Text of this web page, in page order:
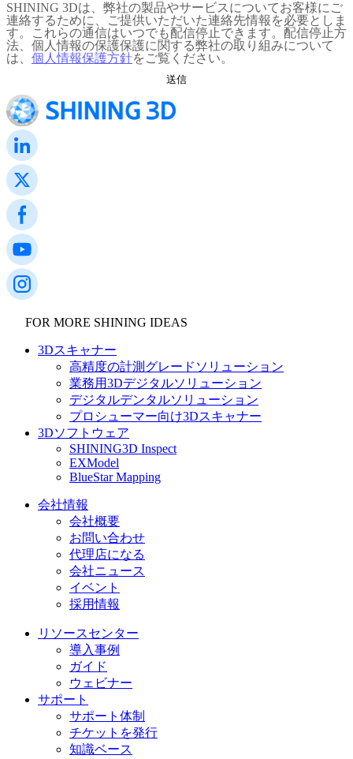
SHINING 3Dは、弊社の製品やサービスについてお客様にご
連絡するために、ご提供いただいた連絡先情報を必要としま
す。これらの通信はいつでも配信停止できます。配信停止方
法、個人情報の保護保護に関する弊社の取り組みについて
は、 個人情報保護方針をご覧ください。
FOR MORE SHINING IDEAS
3Dスキャナー
高精度の計測グレードソリューション
業務用3Dデジタルソリューション
デジタルデンタルソリューション
プロシューマー向け3Dスキャナー
3Dソフトウェア
SHINING3D Inspect
EXModel
BlueStar Mapping
会社情報
会社概要
お問い合わせ
代理店になる
会社ニュース
イベント
採用情報
リソースセンター
導入事例
ガイド
ウェビナー
サポート
サポート体制
チケットを発行
知識ベース